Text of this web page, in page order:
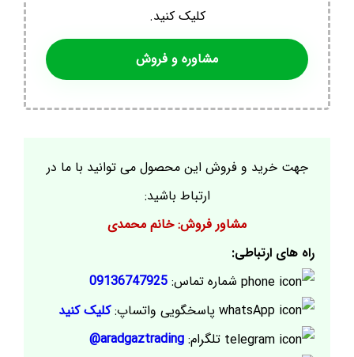
کلیک کنید.
مشاوره و فروش
جهت خرید و فروش این محصول می توانید با ما در
ارتباط باشید:
مشاور فروش: خانم محمدی
راه های ارتباطی:
شماره تماس: 09136747925
پاسخگویی واتساپ:کلیک کنید
تلگرام: aradgaztrading@